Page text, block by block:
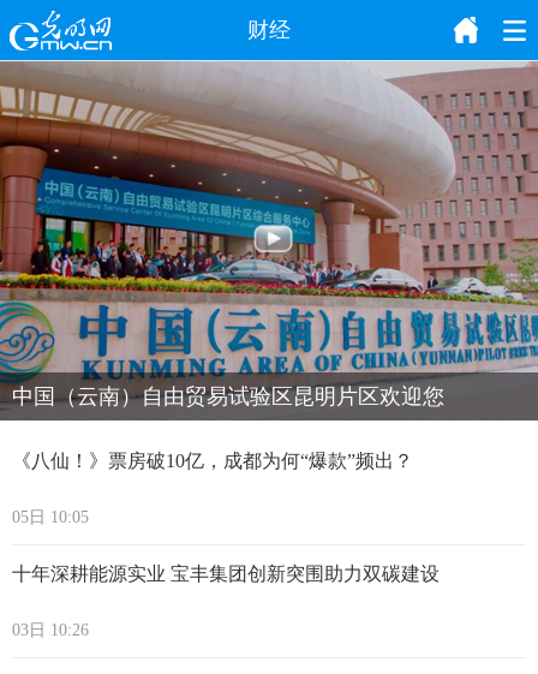
财经
中国（云南）自由贸易试验区昆明片区欢迎您
《八仙！》票房破10亿，成都为何“爆款”频出？
05日 10:05
十年深耕能源实业 宝丰集团创新突围助力双碳建设
03日 10:26